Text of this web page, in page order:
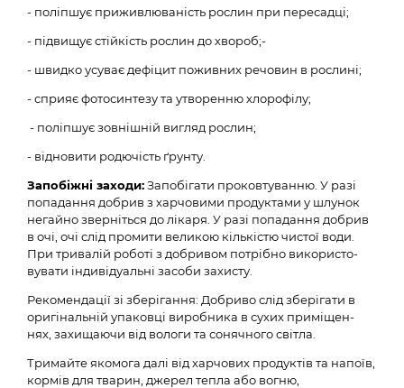
- поліпшує приживлюваність рослин при пересадці;
- підвищує стійкість рослин до хвороб;-
- швидко усуває дефіцит поживних речовин в рослині;
- сприяє фотосинтезу та утворенню хлорофілу;
- поліпшує зовнішній вигляд рослин;
- відновити родючість ґрунту.
Запобіжні заходи:Запобігати проковтуванню. У разі
попадання добрив з харчовими продуктами у шлунок
негайно зверніться до лікаря. У разі попадання добрив
в очі, очі слід промити великою кількістю чистої води.
При тривалій роботі з добривом потрібно використо-
вувати індивідуальні засоби захисту.
Рекомендації зі зберігання: Добриво слід зберігати в
оригінальній упаковці виробника в сухих приміщен-
нях, захищаючи від вологи та сонячного світла.
Тримайте якомога далі від харчових продуктів та напоїв,
кормів для тварин, джерел тепла або вогню,